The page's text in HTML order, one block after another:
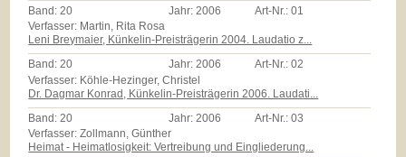
Band:20 Jahr:2006 Art-Nr.:01
Verfasser: Martin, Rita Rosa
Leni Breymaier, Künkelin-Preisträgerin 2004. Laudatio z...
Band:20 Jahr:2006 Art-Nr.:02
Verfasser: Köhle-Hezinger, Christel
Dr. Dagmar Konrad, Künkelin-Preisträgerin 2006. Laudati...
Band:20 Jahr:2006 Art-Nr.:03
Verfasser: Zollmann, Günther
Heimat - Heimatlosigkeit: Vertreibung und Eingliederung...